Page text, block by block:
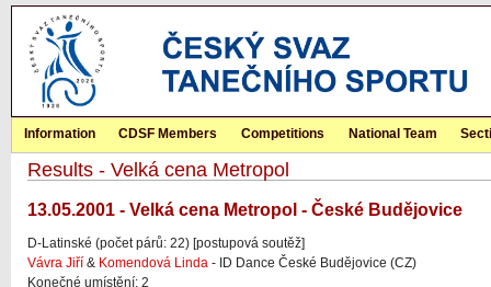
Information CDSF Members Competitions National Team
Results - Velká cena Metropol
13.05.2001 - Velká cena Metropol - České Budějovice
D-Latinské (počet párů: 22) [postupová soutěž]
Vávra Jiří & Komendová Linda - ID Dance České Budějovice (CZ)
Konečné umístění: 2